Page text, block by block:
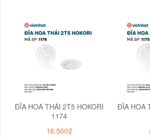
ĐĨA HOA THÁI 2T5 HOKORI
1174
16.500₫
ĐĨA HOA